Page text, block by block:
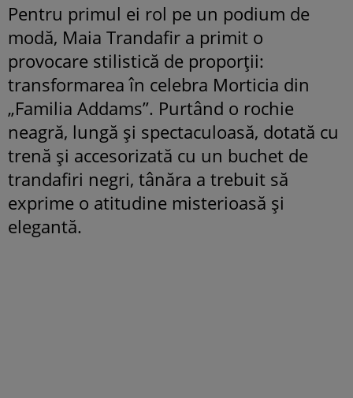
Pentru primul ei rol pe un podium de
modă, Maia Trandafir a primit o
provocare stilistică de proporții:
transformarea în celebra Morticia din
„Familia Addams”. Purtând o rochie
neagră, lungă și spectaculoasă, dotată cu
trenă și accesorizată cu un buchet de
trandafiri negri, tânăra a trebuit să
exprime o atitudine misterioasă și
elegantă.